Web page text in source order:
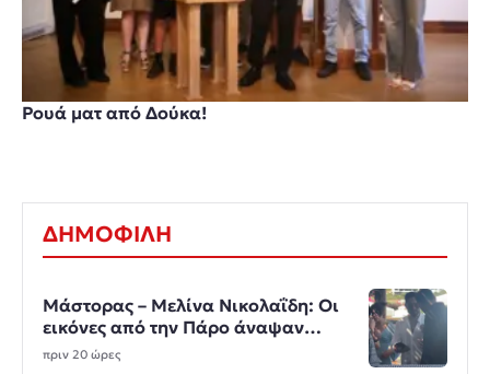
Ρουά ματ από Δούκα!
ΔΗΜΟΦΙΛΗ
Μάστορας – Μελίνα Νικολαΐδη: Οι
εικόνες από την Πάρο άναψαν
φωτιές
πριν 20 ώρες